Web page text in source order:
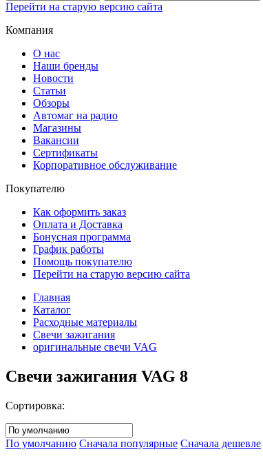
Перейти на старую версию сайта
Компания
О нас
Наши бренды
Новости
Статьи
Обзоры
Автомаг на радио
Магазины
Вакансии
Сертификаты
Корпоративное обслуживание
Покупателю
Как оформить заказ
Оплата и Доставка
Бонусная программа
График работы
Помощь покупателю
Перейти на старую версию сайта
Главная
Каталог
Расходные материалы
Свечи зажигания
оригинальные свечи VAG
Свечи зажигания VAG 8
Сортировка:
По умолчанию Сначала популярные Сначала дешевле